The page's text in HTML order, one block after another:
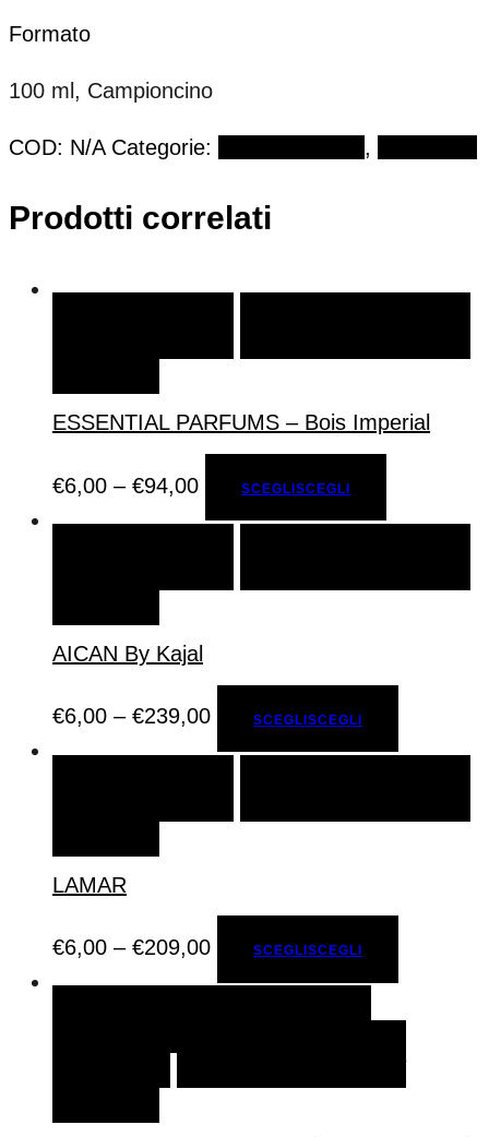
Formato
100 ml, Campioncino
COD: N/A Categorie: ,
Prodotti correlati
ESSENTIAL PARFUMS – Bois Imperial
€6,00 – €94,00 SCEGLISCEGLI
AICAN By Kajal
€6,00 – €239,00 SCEGLISCEGLI
LAMAR
€6,00 – €209,00 SCEGLISCEGLI
AGGIUNGI AL